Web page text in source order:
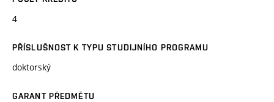
4
PŘÍSLUŠNOST K TYPU STUDIJNÍHO PROGRAMU
doktorský
GARANT PŘEDMĚTU